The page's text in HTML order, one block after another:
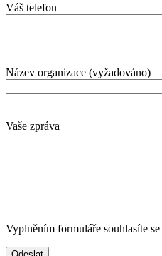
Váš telefon
Název organizace (vyžadováno)
Vaše zpráva
Vyplněním formuláře souhlasíte se